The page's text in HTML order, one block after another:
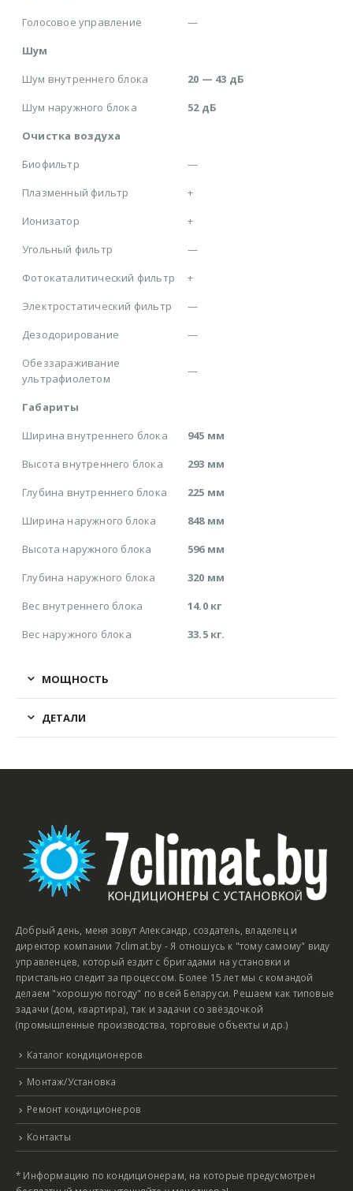
Голосовое управление
—
Шум
Шум внутреннего блока
20 — 43 дБ
Шум наружного блока
52 дБ
Очистка воздуха
Биофильтр
—
Плазменный фильтр
+
Ионизатор
+
Угольный фильтр
—
Фотокаталитический фильтр
+
Электростатический фильтр
—
Дезодорирование
—
Обеззараживание
ультрафиолетом
—
Габариты
Ширина внутреннего блока
945 мм
Высота внутреннего блока
293 мм
Глубина внутреннего блока
225 мм
Ширина наружного блока
848 мм
Высота наружного блока
596 мм
Глубина наружного блока
320 мм
Вес внутреннего блока
14.0 кг
Вес наружного блока
33.5 кг.
МОЩНОСТЬ
ДЕТАЛИ
Добрый день, меня зовут Александр, создатель, владелец и
директор компании 7climat.by - Я отношусь к "тому самому" виду
управленцев, который ездит с бригадами на установки и
пристально следит за процессом. Более 15 лет мы с командой
делаем "хорошую погоду" по всей Беларуси. Решаем как типовые
задачи (дом, квартира), так и задачи со звёздочкой
(промышленные производства, торговые объекты и др.)
Каталог кондиционеров
Монтаж/Установка
Ремонт кондиционеров
Контакты
* Информацию по кондиционерам, на которые предусмотрен